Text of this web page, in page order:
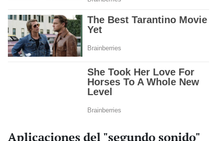
Aplicaciones del "segundo sonido"